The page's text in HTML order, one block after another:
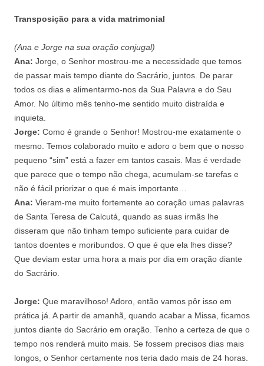
Transposição para a vida matrimonial
(Ana e Jorge na sua oração conjugal)
Ana: Jorge, o Senhor mostrou-me a necessidade que temos
de passar mais tempo diante do Sacrário, juntos. De parar
todos os dias e alimentarmo-nos da Sua Palavra e do Seu
Amor. No último mês tenho-me sentido muito distraída e
inquieta.
Jorge: Como é grande o Senhor! Mostrou-me exatamente o
mesmo. Temos colaborado muito e adoro o bem que o nosso
pequeno “sim” está a fazer em tantos casais. Mas é verdade
que parece que o tempo não chega, acumulam-se tarefas e
não é fácil priorizar o que é mais importante…
Ana: Vieram-me muito fortemente ao coração umas palavras
de Santa Teresa de Calcutá, quando as suas irmãs lhe
disseram que não tinham tempo suficiente para cuidar de
tantos doentes e moribundos. O que é que ela lhes disse?
Que deviam estar uma hora a mais por dia em oração diante
do Sacrário.
Jorge: Que maravilhoso! Adoro, então vamos pôr isso em
prática já. A partir de amanhã, quando acabar a Missa, ficamos
juntos diante do Sacrário em oração. Tenho a certeza de que o
tempo nos renderá muito mais. Se fossem precisos dias mais
longos, o Senhor certamente nos teria dado mais de 24 horas.